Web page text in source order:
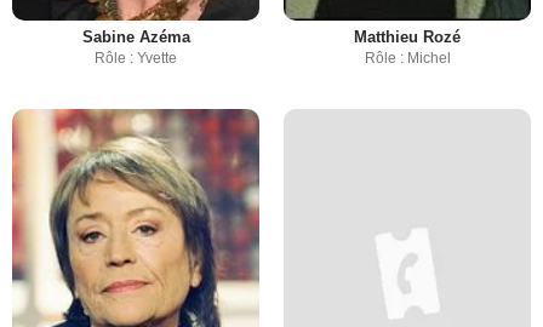
Sabine Azéma
Rôle : Yvette
Matthieu Rozé
Rôle : Michel